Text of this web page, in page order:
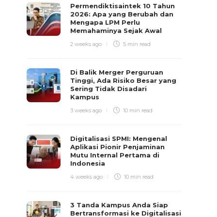
Permendiktisaintek 10 Tahun
2026: Apa yang Berubah dan
Mengapa LPM Perlu
Memahaminya Sejak Awal
2 weeks ago 5 min read
Di Balik Merger Perguruan
Tinggi, Ada Risiko Besar yang
Sering Tidak Disadari
Kampus
3 weeks ago 10 min read
Digitalisasi SPMI: Mengenal
Aplikasi Pionir Penjaminan
Mutu Internal Pertama di
Indonesia
4 weeks ago 10 min read
3 Tanda Kampus Anda Siap
Bertransformasi ke Digitalisasi